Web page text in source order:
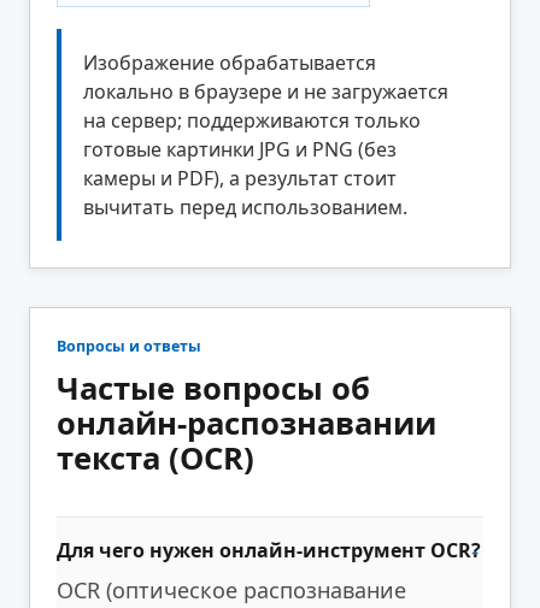
Изображение обрабатывается
локально в браузере и не загружается
на сервер; поддерживаются только
готовые картинки JPG и PNG (без
камеры и PDF), а результат стоит
вычитать перед использованием.
Вопросы и ответы
Частые вопросы об
онлайн-распознавании
текста (OCR)
Для чего нужен онлайн-инструмент OCR?
OCR (оптическое распознавание